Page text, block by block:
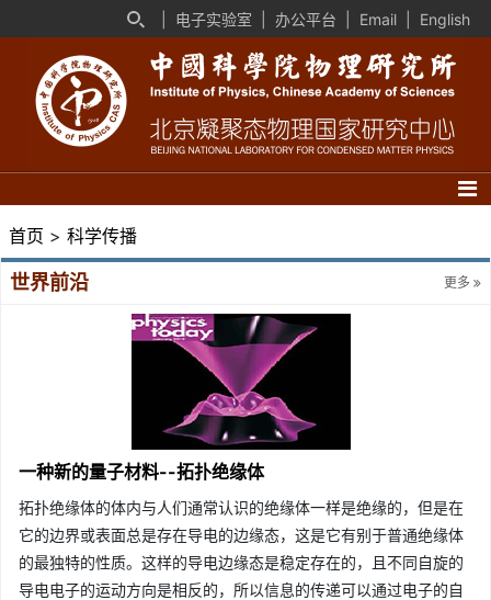
电子实验室 办公平台 Email English
首页 > 科学传播
世界前沿 更多
一种新的量子材料--拓扑绝缘体
拓扑绝缘体的体内与人们通常认识的绝缘体一样是绝缘的，但是在
它的边界或表面总是存在导电的边缘态，这是它有别于普通绝缘体
的最独特的性质。这样的导电边缘态是稳定存在的，且不同自旋的
导电电子的运动方向是相反的，所以信息的传递可以通过电子的自